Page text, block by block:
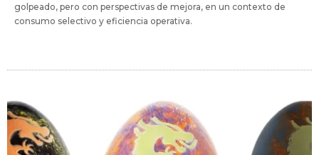
golpeado, pero con perspectivas de mejora, en un contexto de
consumo selectivo y eficiencia operativa.